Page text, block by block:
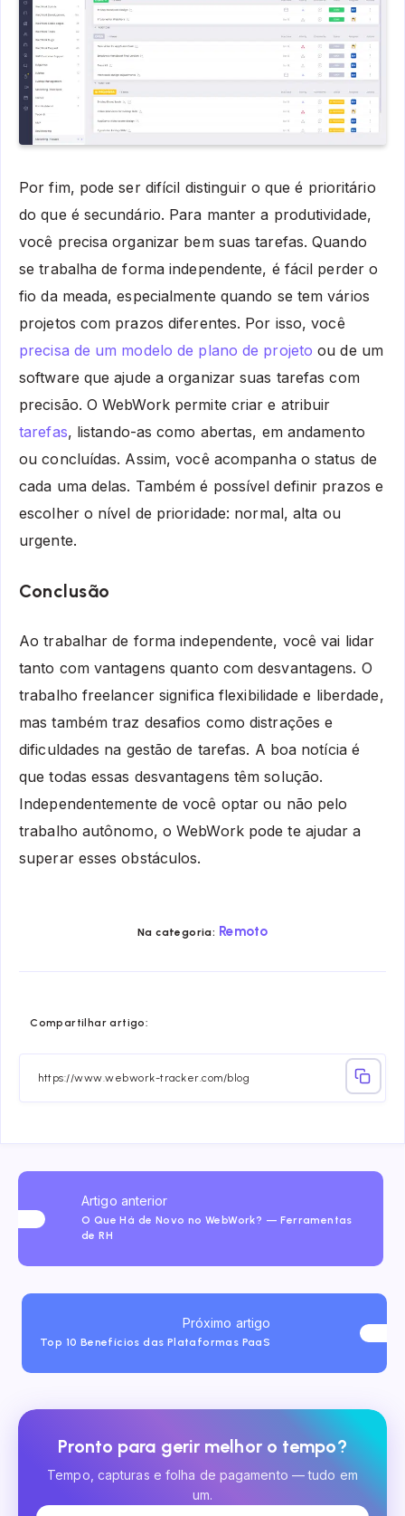
Por fim, pode ser difícil distinguir o que é prioritário
do que é secundário. Para manter a produtividade,
você precisa organizar bem suas tarefas. Quando
se trabalha de forma independente, é fácil perder o
fio da meada, especialmente quando se tem vários
projetos com prazos diferentes. Por isso, você
precisa de um modelo de plano de projeto ou de um
software que ajude a organizar suas tarefas com
precisão. O WebWork permite criar e atribuir
tarefas, listando-as como abertas, em andamento
ou concluídas. Assim, você acompanha o status de
cada uma delas. Também é possível definir prazos e
escolher o nível de prioridade: normal, alta ou
urgente.
Conclusão
Ao trabalhar de forma independente, você vai lidar
tanto com vantagens quanto com desvantagens. O
trabalho freelancer significa flexibilidade e liberdade,
mas também traz desafios como distrações e
dificuldades na gestão de tarefas. A boa notícia é
que todas essas desvantagens têm solução.
Independentemente de você optar ou não pelo
trabalho autônomo, o WebWork pode te ajudar a
superar esses obstáculos.
Na categoria: Remoto
Compartilhar artigo:
Email
Artigo anterior
O Que Há de Novo no WebWork? — Ferramentas
de RH
Próximo artigo
Top 10 Benefícios das Plataformas PaaS
Pronto para gerir melhor o tempo?
Tempo, capturas e folha de pagamento — tudo em
um.